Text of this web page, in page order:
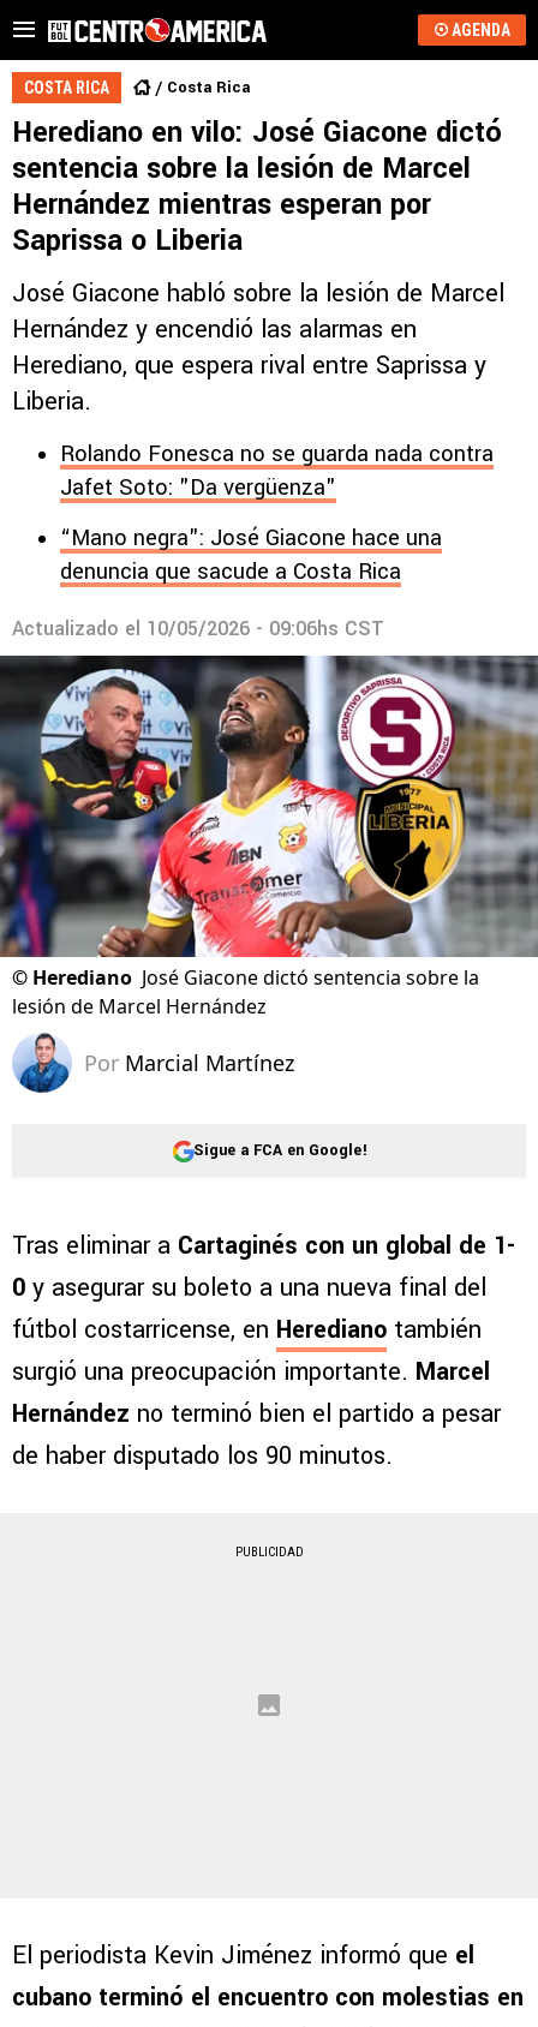
AGENDA
COSTA RICA Costa Rica
Herediano en vilo: José Giacone dictó
sentencia sobre la lesión de Marcel
Hernández mientras esperan por
Saprissa o Liberia
José Giacone habló sobre la lesión de Marcel
Hernández y encendió las alarmas en
Herediano, que espera rival entre Saprissa y
Liberia.
Rolando Fonesca no se guarda nada contra
Jafet Soto: "Da vergüenza"
“Mano negra": José Giacone hace una
denuncia que sacude a Costa Rica
Actualizado el 10/05/2026 - 09:06hs CST
© Herediano José Giacone dictó sentencia sobre la
lesión de Marcel Hernández
Por Marcial Martínez
Sigue a FCA en Google!
Tras eliminar a Cartaginés con un global de 1-
0 y asegurar su boleto a una nueva final del
fútbol costarricense, en Herediano también
surgió una preocupación importante. Marcel
Hernández no terminó bien el partido a pesar
de haber disputado los 90 minutos.
PUBLICIDAD
El periodista Kevin Jiménez informó que el
cubano terminó el encuentro con molestias en